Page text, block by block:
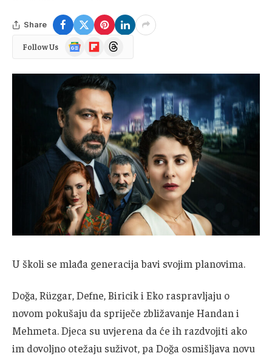
Share
Follow Us
Google
News
FlipboardThreads
U školi se mlađa generacija bavi svojim planovima.
Doğa, Rüzgar, Defne, Biricik i Eko raspravljaju o
novom pokušaju da spriječe zbližavanje Handan i
Mehmeta. Djeca su uvjerena da će ih razdvojiti ako
im dovoljno otežaju suživot, pa Doğa osmišljava novu